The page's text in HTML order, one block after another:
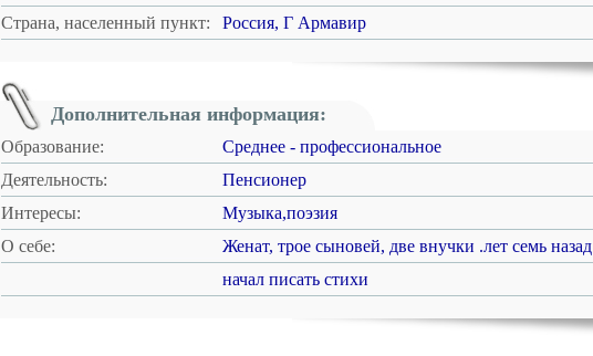
Страна, населенный пункт:
Россия, Г Армавир
Дополнительная информация:
Образование:
Среднее - профессиональное
Деятельность:
Пенсионер
Интересы:
Музыка,поэзия
О себе:
Женат, трое сыновей, две внучки .лет семь назад
начал писать стихи